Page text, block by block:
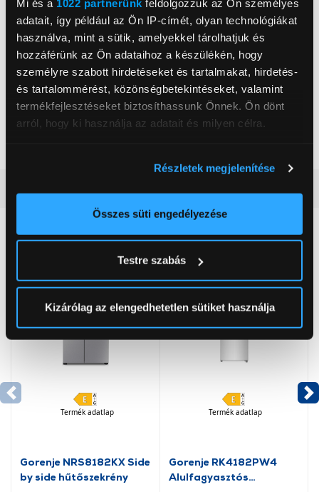
Mi és a 1022 partnerünk feldolgozzuk az Ön személyes
adatait, így például az Ön IP-címét, olyan technológiákat
használva, mint a sütik, amelyekkel tárolhatjuk és
hozzáférünk az Ön adataihoz a készülékén, hogy
személyre szabott hirdetéseket és tartalmakat, hirdetés-
és tartalommérést, közönségbetekintéseket, valamint
termékfejlesztéseket biztosíthassunk Önnek. Ön dönt
arról, hogy ki használja az adatait és milyen célra.
elhelyezkedéséről pár méteres pontossággal
Az Ön készülékén beazonosítása annak konkrét
módjairól és adja meg preferenciáit aRészletek
pontban. Bármikor módosíthatja vagy visszavonhatja a
Sütinyilatkozathoz való hozzájárulását.
cookie-k személyazonosítására nem alkalmasak,
szolgáltatásaink biztosításához szükségesek. Az oldal
használatával Ön elfogadja a cookie-k használatát.
További információk:
Részletek megjelenítése
Összes süti engedélyezése
Testre szabás
Kizárólag az elengedhetetlen sütiket használja
Ninja
Űrtartalom
0,57 l
Neked ajánljuk
Termék adatlap
Gorenje NRS8182KX Side
by side hűtőszekrény
Termék adatlap
Gorenje RK4182PW4
Alulfagyasztós